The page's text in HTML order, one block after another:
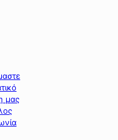
μας